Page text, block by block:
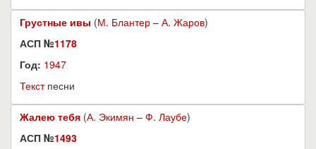
Грустные ивы (М. Блантер – А. Жаров)
АСП №1178
Год: 1947
Текстпесни
Жалею тебя (А. Экимян – Ф. Лаубе)
АСП №1493